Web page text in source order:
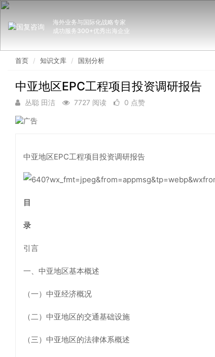
海外业务与国际化战略专家
成功服务300+优秀出海企业
首页 知识文库 国别分析
中亚地区EPC工程项目投资调研报告
丛聪 田洁 7727 阅读 0 点赞
中亚地区EPC工程项目投资调研报告
目
录
引言
一、中亚地区基本概述
（一）中亚经济概况
（二）中亚地区的交通基础设施
（三）中亚地区的法律体系概述